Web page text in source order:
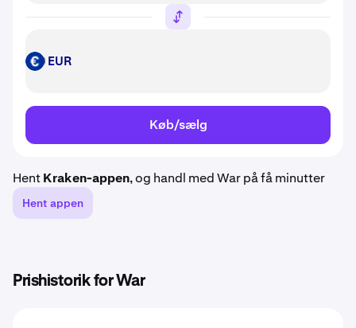
EUR EUR
Køb/sælg
HentKraken-appen, og handl med War på få minutter
Hent appen
Prishistorik for War